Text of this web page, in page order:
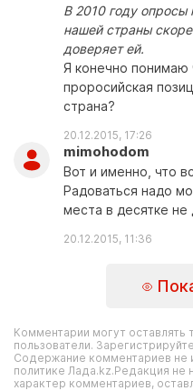
В 2010 году опросы
нашей страны
доверяет ей.
Я конечно понимаю
проросийская
страна?
20.12.2015, 17:26
mimohodom
Вот и именно, что
Радоваться надо
места в десятке не
20.12.2015, 11:36
Комментарии могут оставлять
пользователи.
Содержание комментариев не
политике Лада.kz.Редакция не
характер комментариев,